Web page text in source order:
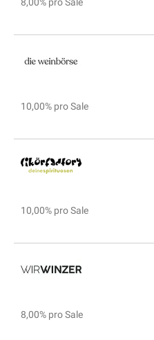
8,00% pro Sale
10,00% pro Sale
10,00% pro Sale
8,00% pro Sale